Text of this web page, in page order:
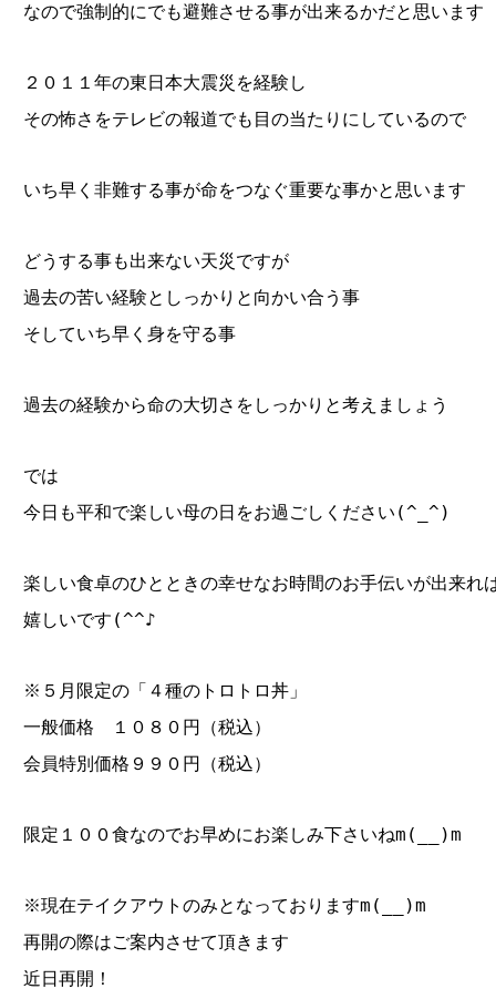
なので強制的にでも避難させる事が出来るかだと思います
２０１１年の東日本大震災を経験し
その怖さをテレビの報道でも目の当たりにしているので
いち早く非難する事が命をつなぐ重要な事かと思います
どうする事も出来ない天災ですが
過去の苦い経験としっかりと向かい合う事
そしていち早く身を守る事
過去の経験から命の大切さをしっかりと考えましょう
では
今日も平和で楽しい母の日をお過ごしください(^_^)
楽しい食卓のひとときの幸せなお時間のお手伝いが出来れ
嬉しいです(^^♪
※５月限定の「４種のトロトロ丼」
一般価格 １０８０円（税込）
会員特別価格９９０円（税込）
限定１００食なのでお早めにお楽しみ下さいねm(__)m
※現在テイクアウトのみとなっておりますm(__)m
再開の際はご案内させて頂きます
近日再開！